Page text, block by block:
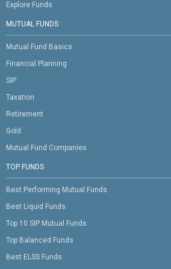
Explore Funds
MUTUAL FUNDS
Mutual Fund Basics
Financial Planning
SIP
Taxation
Retirement
Gold
Mutual Fund Companies
TOP FUNDS
Best Performing Mutual Funds
Best Liquid Funds
Top 10 SIP Mutual Funds
Top Balanced Funds
Best ELSS Funds